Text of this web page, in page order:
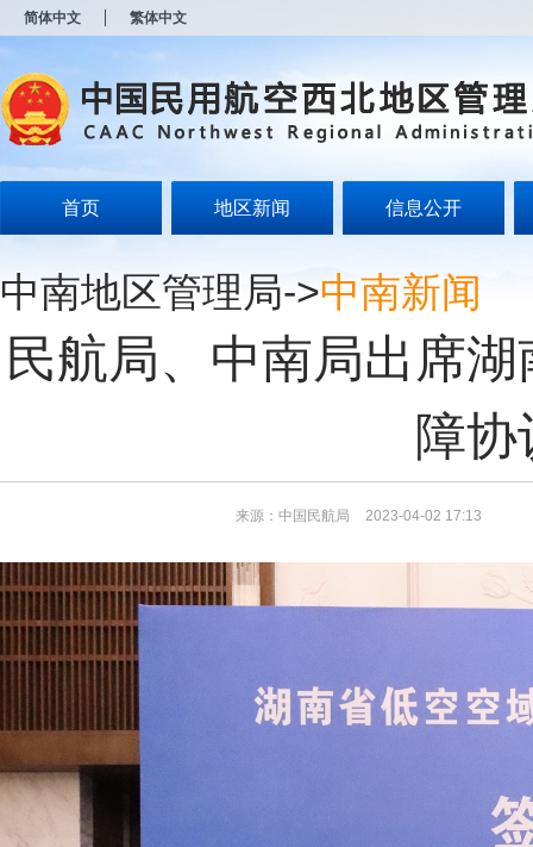
简体中文 繁体中文
首页 地区新闻 信息公开
中南地区管理局->中南新闻
民航局、中南局出席
障
来源：中国民航局 2023-04-02 17:13
开
无
障
说
Alt
浪
键
模